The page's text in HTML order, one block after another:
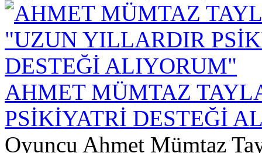
AHMET MÜMTAZ
PSİKİYATRİ DESTEĞİ
Oyuncu Ahmet Mümtaz